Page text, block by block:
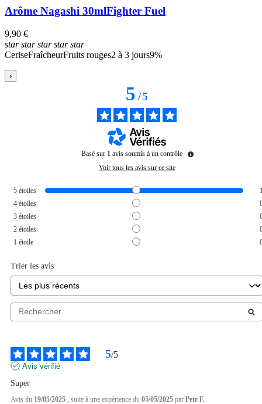
Arôme Nagashi 30mlFighter Fuel
9,90 €
starstarstarstarstar
CeriseFraîcheurFruits rouges2 à 3 jours9%
›
5/5
Basé sur 1 avis soumis à un contrôle
Voir tous les avis sur ce site
5 étoiles
4 étoiles
3 étoiles
2 étoiles
1 étoile
Trier les avis
5/5
Avis vérifié
Super
Avis du 19/05/2025 , suite à une expérience du 05/05/2025 par Petr F.